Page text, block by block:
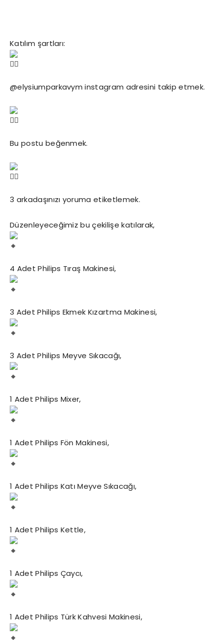
Katılım şartları:
@elysiumparkavym instagram adresini takip etmek.
Bu postu beğenmek.
3 arkadaşınızı yoruma etiketlemek.
Düzenleyeceğimiz bu çekilişe katılarak,
4 Adet Philips Tıraş Makinesi,
3 Adet Philips Ekmek Kızartma Makinesi,
3 Adet Philips Meyve Sıkacağı,
1 Adet Philips Mixer,
1 Adet Philips Fön Makinesi,
1 Adet Philips Katı Meyve Sıkacağı,
1 Adet Philips Kettle,
1 Adet Philips Çaycı,
1 Adet Philips Türk Kahvesi Makinesi,